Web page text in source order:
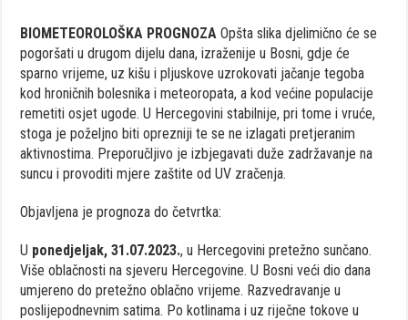
BIOMETEOROLOŠKA PROGNOZA Opšta slika djelimično će se
pogoršati u drugom dijelu dana, izraženije u Bosni, gdje će
sparno vrijeme, uz kišu i pljuskove uzrokovati jačanje tegoba
kod hroničnih bolesnika i meteoropata, a kod većine populacije
remetiti osjet ugode. U Hercegovini stabilnije, pri tome i vruće,
stoga je poželjno biti oprezniji te se ne izlagati pretjeranim
aktivnostima. Preporučljivo je izbjegavati duže zadržavanje na
suncu i provoditi mjere zaštite od UV zračenja.
Objavljena je prognoza do četvrtka:
U ponedjeljak, 31.07.2023., u Hercegovini pretežno sunčano.
Više oblačnosti na sjeveru Hercegovine. U Bosni veći dio dana
umjereno do pretežno oblačno vrijeme. Razvedravanje u
poslijepodnevnim satima. Po kotlinama i uz riječne tokove u